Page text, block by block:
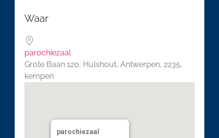
Waar
parochiezaal
Grote Baan 120, Hulshout, Antwerpen, 2235,
kempen
parochiezaal